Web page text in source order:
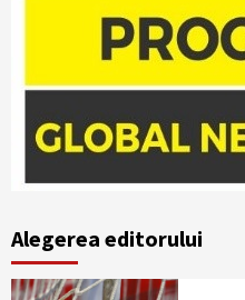
Alegerea editorului